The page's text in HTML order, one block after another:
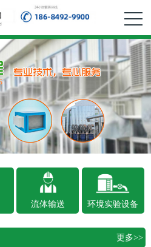
流体输送 环境实验设备
更多>>